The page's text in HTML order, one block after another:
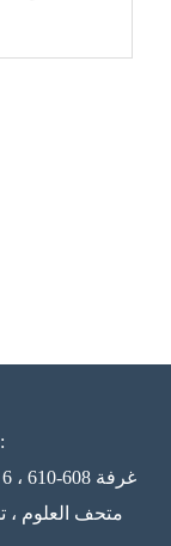
مكتب هونج كونج الرئيسي:
متحف العلوم ،